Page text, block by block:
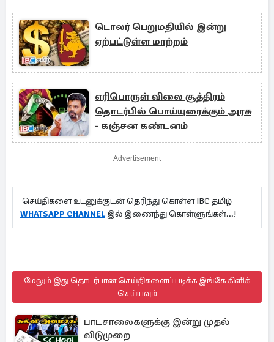
டொலர் பெறுமதியில் இன்று
ஏற்பட்டுள்ள மாற்றம்
எரிபொருள் விலை சூத்திரம்
தொடர்பில் பொய்யுரைக்கும் அரசு
- கஞ்சன கண்டனம்
Advertisement
செய்திகளை உடனுக்குடன் தெரிந்து கொள்ள IBC தமிழ்
WHATSAPP CHANNEL இல் இணைந்து கொள்ளுங்கள்...!
மேலும் இது தொடர்பான செய்திகளைப் படிக்க இங்கே கிளிக்
செய்யவும்
பாடசாலைகளுக்கு இன்று முதல்
விடுமுறை